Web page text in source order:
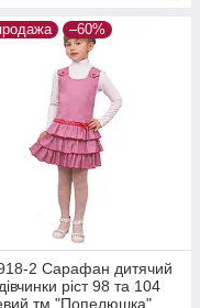
–60%
2 Сарафан дитячий
ріст 98 та 104
тм "Попелюшка"